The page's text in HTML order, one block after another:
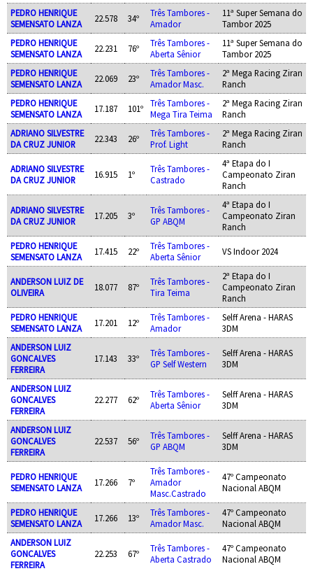
PEDRO HENRIQUE
SEMENSATO LANZA
22.578 34º
Três Tambores -
Amador
11ª Super Semana do
Tambor 2025
PEDRO HENRIQUE
SEMENSATO LANZA
22.231 76º
Três Tambores -
Aberta Sênior
11ª Super Semana do
Tambor 2025
PEDRO HENRIQUE
SEMENSATO LANZA
22.069 23º
Três Tambores -
Amador Masc.
2ª Mega Racing Ziran
Ranch
PEDRO HENRIQUE
SEMENSATO LANZA
17.187 101º
Três Tambores -
Mega Tira Teima
2ª Mega Racing Ziran
Ranch
ADRIANO SILVESTRE
DA CRUZ JUNIOR
22.343 26º
Três Tambores -
Prof. Light
2ª Mega Racing Ziran
Ranch
ADRIANO SILVESTRE
DA CRUZ JUNIOR
16.915 1º
Três Tambores -
Castrado
4ª Etapa do I
Campeonato Ziran
Ranch
ADRIANO SILVESTRE
DA CRUZ JUNIOR
17.205 3º
Três Tambores -
GP ABQM
4ª Etapa do I
Campeonato Ziran
Ranch
PEDRO HENRIQUE
SEMENSATO LANZA
17.415 22º
Três Tambores -
Aberta Sênior
VS Indoor 2024
ANDERSON LUIZ DE
OLIVEIRA
18.077 87º
Três Tambores -
Tira Teima
2ª Etapa do I
Campeonato Ziran
Ranch
PEDRO HENRIQUE
SEMENSATO LANZA
17.201 12º
Três Tambores -
Amador
Selff Arena - HARAS
3DM
ANDERSON LUIZ
GONCALVES
FERREIRA
17.143 33º
Três Tambores -
GP Self Western
Selff Arena - HARAS
3DM
ANDERSON LUIZ
GONCALVES
FERREIRA
22.277 62º
Três Tambores -
Aberta Sênior
Selff Arena - HARAS
3DM
ANDERSON LUIZ
GONCALVES
FERREIRA
22.537 56º
Três Tambores -
GP ABQM
Selff Arena - HARAS
3DM
PEDRO HENRIQUE
SEMENSATO LANZA
17.266 7º
Três Tambores -
Amador
Masc.Castrado
47º Campeonato
Nacional ABQM
PEDRO HENRIQUE
SEMENSATO LANZA
17.266 13º
Três Tambores -
Amador Masc.
47º Campeonato
Nacional ABQM
ANDERSON LUIZ
GONCALVES
FERREIRA
22.253 67º
Três Tambores -
Aberta Castrado
47º Campeonato
Nacional ABQM